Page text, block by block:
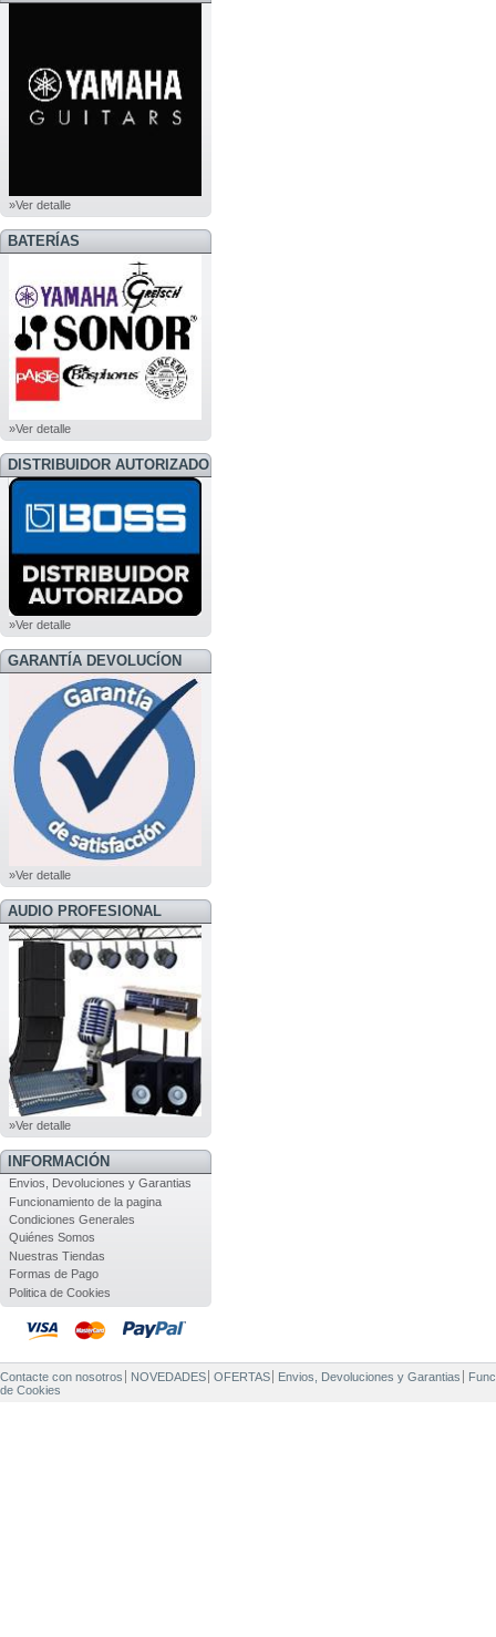
»Ver detalle
BATERÍAS
»Ver detalle
DISTRIBUIDOR AUTORIZADO
BOSS
»Ver detalle
GARANTÍA DEVOLUCÍON
»Ver detalle
AUDIO PROFESIONAL
»Ver detalle
INFORMACIÓN
Envios, Devoluciones y Garantias
Funcionamiento de la pagina
Condiciones Generales
Quiénes Somos
Nuestras Tiendas
Formas de Pago
Politica de Cookies
Contacte con nosotros NOVEDADES OFERTAS Envios, Devoluciones y Garantias
de Cookies